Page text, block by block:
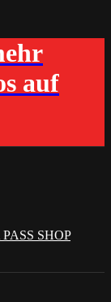
auf
SHOP